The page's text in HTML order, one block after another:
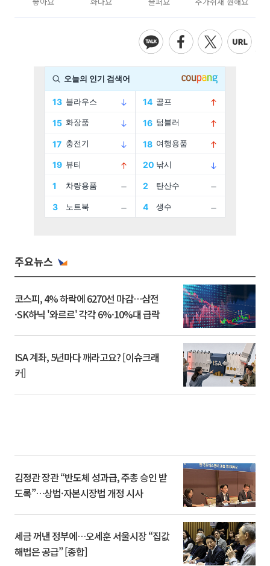
주요뉴스
코스피, 4% 하락에 6270선 마감…삼전
·SK하닉 '와르르' 각각 6%·10%대 급락
ISA 계좌, 5년마다 깨라고요? [이슈크래
커]
김정관 장관 “반도체 성과급, 주총 승인 받
도록”…상법·자본시장법 개정 시사
세금 꺼낸 정부에…오세훈 서울시장 “집값
해법은 공급” [종합]